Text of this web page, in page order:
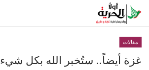
مقالات
غزة أيضاً.. ستُخبر الله بكل شيء